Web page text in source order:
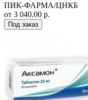
ПИК-ФАРМА/ЦНКБ
от 3 040.00 р.
Под заказ